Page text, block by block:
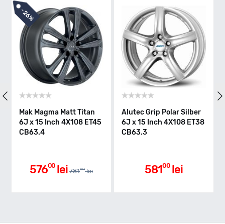
-26%
Mak Magma Matt Titan
6J x 15 Inch 4X108 ET45
CB63.4
57600 lei 78100 lei
Alutec Grip Polar Silber
6J x 15 Inch 4X108 ET38
CB63.3
58100 lei